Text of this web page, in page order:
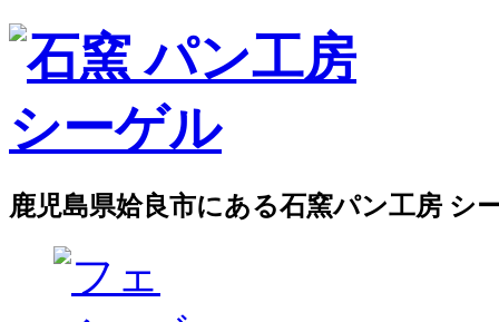
鹿児島県姶良市にある石窯パン工房 シ